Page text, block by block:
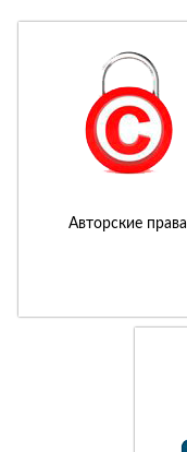
Авторские права